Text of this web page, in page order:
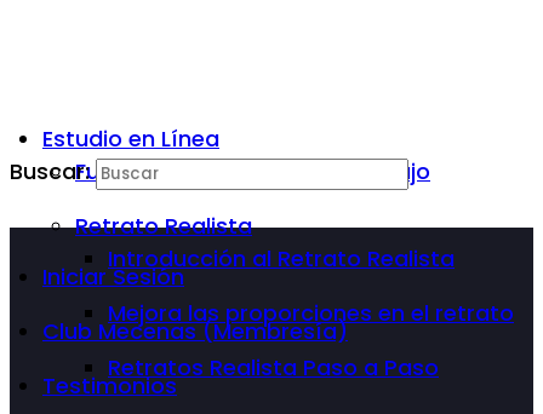
Estudio en Línea
Fundamentos Básicos del Dibujo
Retrato Realista
Introducción al Retrato Realista
Mejora las proporciones en el retrato
Retratos Realista Paso a Paso
Buscar:
Iniciar Sesión
Club Mecenas (Membresía)
Testimonios